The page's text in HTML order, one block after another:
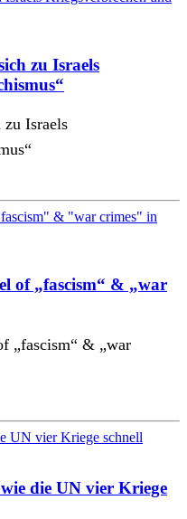
zu Israels
Israels
of „fascism“ & „war
„fascism“ & „war
die UN vier Kriege